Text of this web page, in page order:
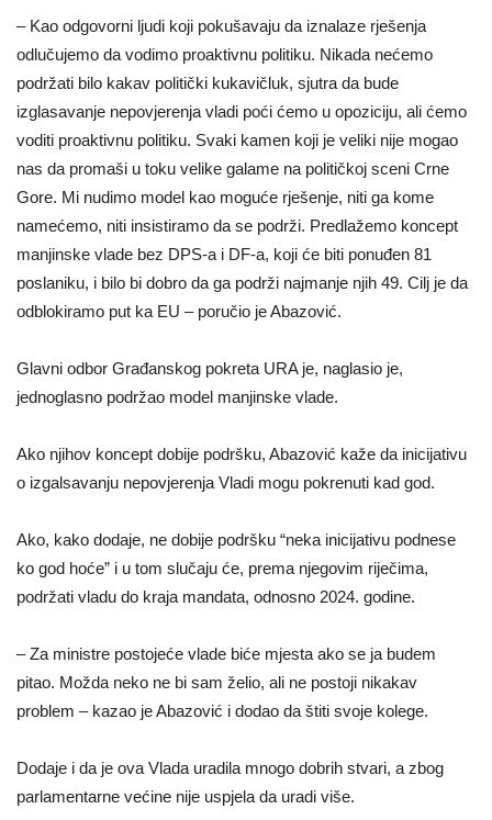
– Kao odgovorni ljudi koji pokušavaju da iznalaze rješenja
odlučujemo da vodimo proaktivnu politiku. Nikada nećemo
podržati bilo kakav politički kukavičluk, sjutra da bude
izglasavanje nepovjerenja vladi poći ćemo u opoziciju, ali ćemo
voditi proaktivnu politiku. Svaki kamen koji je veliki nije mogao
nas da promaši u toku velike galame na političkoj sceni Crne
Gore. Mi nudimo model kao moguće rješenje, niti ga kome
namećemo, niti insistiramo da se podrži. Predlažemo koncept
manjinske vlade bez DPS-a i DF-a, koji će biti ponuđen 81
poslaniku, i bilo bi dobro da ga podrži najmanje njih 49. Cilj je da
odblokiramo put ka EU – poručio je Abazović.
Glavni odbor Građanskog pokreta URA je, naglasio je,
jednoglasno podržao model manjinske vlade.
Ako njihov koncept dobije podršku, Abazović kaže da inicijativu
o izgalsavanju nepovjerenja Vladi mogu pokrenuti kad god.
Ako, kako dodaje, ne dobije podršku “neka inicijativu podnese
ko god hoće” i u tom slučaju će, prema njegovim riječima,
podržati vladu do kraja mandata, odnosno 2024. godine.
– Za ministre postojeće vlade biće mjesta ako se ja budem
pitao. Možda neko ne bi sam želio, ali ne postoji nikakav
problem – kazao je Abazović i dodao da štiti svoje kolege.
Dodaje i da je ova Vlada uradila mnogo dobrih stvari, a zbog
parlamentarne većine nije uspjela da uradi više.